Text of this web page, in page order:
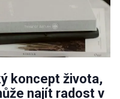
koncept života,
najít radost v